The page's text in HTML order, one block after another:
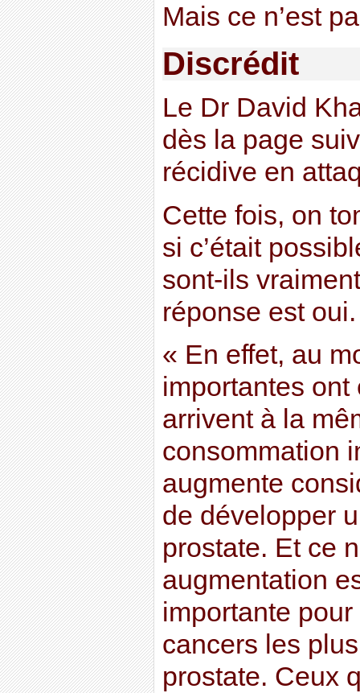
Mais ce n’est
Discrédit
Le Dr David
dès la page
récidive en
Cette fois, on
si c’était
sont-ils
réponse est
« En effet, au
importantes
arrivent à la
consommation
augmente
de développer
prostate. Et ce
augmentation
importante
cancers les
prostate. Ceux